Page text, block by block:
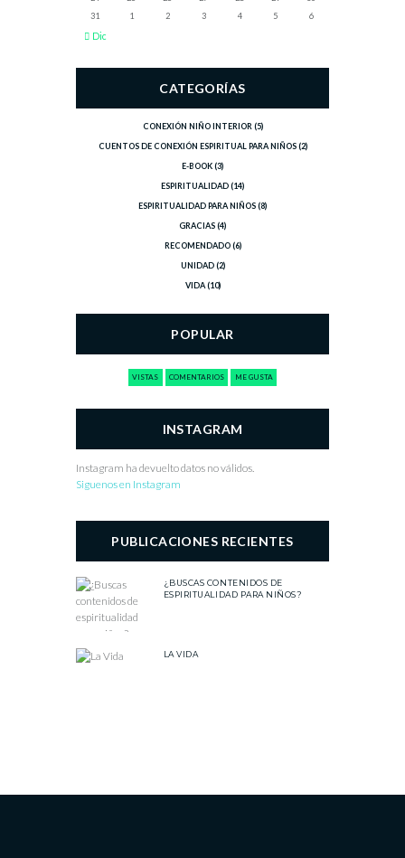
31
1 2 3 4 5 6
Dic
CATEGORÍAS
CONEXIÓN NIÑO INTERIOR (5)
CUENTOS DE CONEXIÓN ESPIRITUAL PARA NIÑOS(2)
E-BOOK(3)
ESPIRITUALIDAD(14)
ESPIRITUALIDAD PARA NIÑOS(8)
GRACIAS(4)
RECOMENDADO(6)
UNIDAD(2)
VIDA(10)
POPULAR
VISTAS COMENTARIOS ME GUSTA
INSTAGRAM
Instagram ha devuelto datos no válidos.
Siguenos en Instagram
PUBLICACIONES RECIENTES
¿BUSCAS CONTENIDOS DE
ESPIRITUALIDAD PARA NIÑOS?
LA VIDA